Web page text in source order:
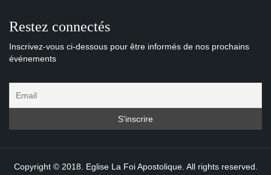
Restez connectés
Inscrivez-vous ci-dessous pour être informés de nos prochains
événements
Copyright © 2018. Eglise La Foi Apostolique. All rights reserved.